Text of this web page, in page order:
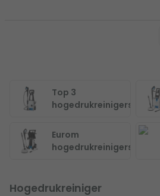
Top 3
hogedrukreinigers
Eurom
hogedrukreinigers
Hogedrukreiniger